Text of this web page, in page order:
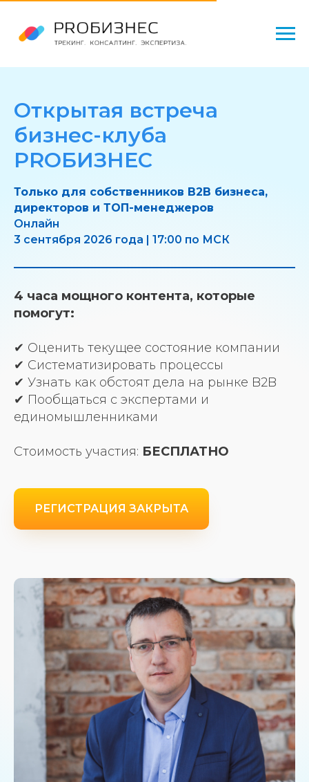
Открытая встреча
бизнес-клуба
PROБИЗНЕС
Только для собственников B2B бизнеса,
директоров и ТОП-менеджеров
Онлайн
3 сентября 2026 года | 17:00 по МСК
4 часа мощного контента, которые
помогут:
✔ Оценить текущее состояние компании
✔ Систематизировать процессы
✔ Узнать как обстоят дела на рынке B2B
✔ Пообщаться с экспертами и
единомышленниками
Стоимость участия: БЕСПЛАТНО
РЕГИСТРАЦИЯ ЗАКРЫТА